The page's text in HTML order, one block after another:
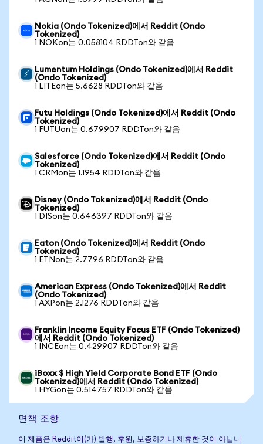
Nokia (Ondo Tokenized)에서 Reddit (Ondo
Tokenized)
1 NOKon는 0.058104 RDDTon와 같음
Lumentum Holdings (Ondo Tokenized)에서 Reddit
(Ondo Tokenized)
1 LITEon는 5.6628 RDDTon와 같음
Futu Holdings (Ondo Tokenized)에서 Reddit (Ondo
Tokenized)
1 FUTUon는 0.679907 RDDTon와 같음
Salesforce (Ondo Tokenized)에서 Reddit (Ondo
Tokenized)
1 CRMon는 1.1954 RDDTon와 같음
Disney (Ondo Tokenized)에서 Reddit (Ondo
Tokenized)
1 DISon는 0.646397 RDDTon와 같음
Eaton (Ondo Tokenized)에서 Reddit (Ondo
Tokenized)
1 ETNon는 2.7796 RDDTon와 같음
American Express (Ondo Tokenized)에서 Reddit
(Ondo Tokenized)
1 AXPon는 2.1276 RDDTon와 같음
Franklin Income Equity Focus ETF (Ondo Tokenized)
에서 Reddit (Ondo Tokenized)
1 INCEon는 0.429907 RDDTon와 같음
iBoxx $ High Yield Corporate Bond ETF (Ondo
Tokenized)에서 Reddit (Ondo Tokenized)
1 HYGon는 0.514757 RDDTon와 같음
면책 조항
이 제품은 Reddit이(가) 발행, 후원, 보증하거나 제휴한 것이 아닙니